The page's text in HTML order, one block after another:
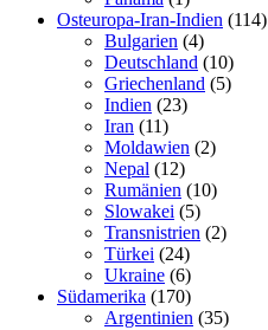
Osteuropa-Iran-Indien (114)
Bulgarien (4)
Deutschland (10)
Griechenland (5)
Indien (23)
Iran (11)
Moldawien (2)
Nepal (12)
Rumänien (10)
Slowakei (5)
Transnistrien (2)
Türkei (24)
Ukraine (6)
Südamerika (170)
Argentinien (35)